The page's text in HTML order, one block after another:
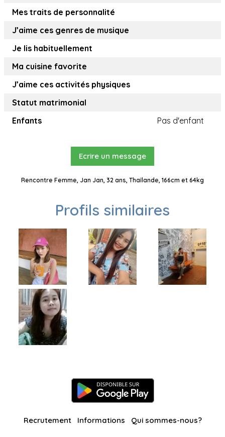
Mes traits de personnalité
J’aime ces genres de musique
Je lis habituellement
Ma cuisine favorite
J’aime ces activités physiques
Statut matrimonial
Enfants
Pas d'enfant
Ecrire un message
Rencontre Femme, Jan Jan, 32 ans, Thaïlande, 166cm et 64kg
Profils similaires
Recrutement Informations Qui sommes-nous?